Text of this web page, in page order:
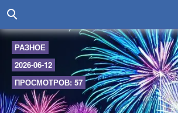
РАЗНОЕ
2026-06-12
ПРОСМОТРОВ: 57